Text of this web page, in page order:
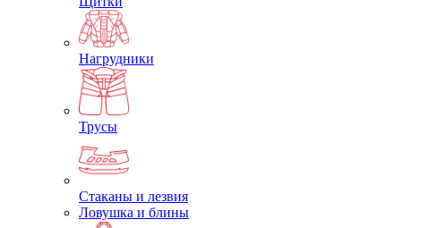
Нагрудники
Трусы
Стаканы и лезвия
Ловушка и блины